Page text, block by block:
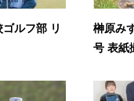
ルフ部 リ
榊原み
号 表紙